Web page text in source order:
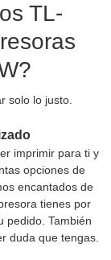
TL-
solo lo justo.
imprimir para ti y
opciones de
encantados de
tienes por
pedido. También
duda que tengas.